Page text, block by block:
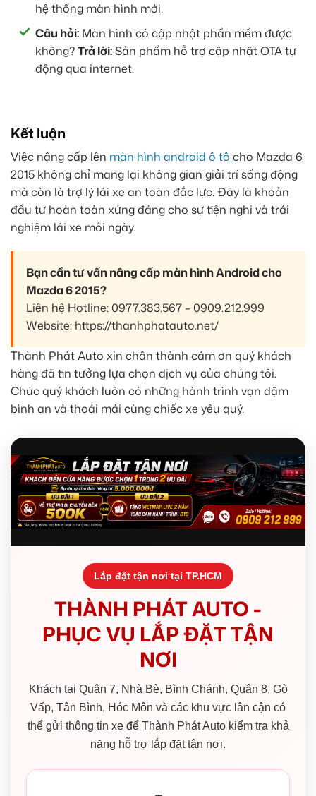
hệ thống màn hình mới.
Câu hỏi: Màn hình có cập nhật phần mềm được
không?Trả lời:Sản phẩm hỗ trợ cập nhật OTA tự
động qua internet.
Kết luận
Việc nâng cấp lên màn hình android ô tô cho Mazda 6
2015 không chỉ mang lại không gian giải trí sống động
mà còn là trợ lý lái xe an toàn đắc lực. Đây là khoản
đầu tư hoàn toàn xứng đáng cho sự tiện nghi và trải
nghiệm lái xe mỗi ngày.
Bạn cần tư vấn nâng cấp màn hình Android cho
Mazda 6 2015?
Liên hệ Hotline: 0977.383.567 – 0909.212.999
Website: https://thanhphatauto.net/
Thành Phát Auto xin chân thành cảm ơn quý khách
hàng đã tin tưởng lựa chọn dịch vụ của chúng tôi.
Chúc quý khách luôn có những hành trình vạn dặm
bình an và thoải mái cùng chiếc xe yêu quý.
Lắp đặt tận nơi tại TP.HCM
THÀNH PHÁT AUTO -
PHỤC VỤ LẮP ĐẶT TẬN
NƠI
Khách tại Quận 7, Nhà Bè, Bình Chánh, Quận 8, Gò
Vấp, Tân Bình, Hóc Môn và các khu vực lân cận có
thể gửi thông tin xe để Thành Phát Auto kiểm tra khả
năng hỗ trợ lắp đặt tận nơi.